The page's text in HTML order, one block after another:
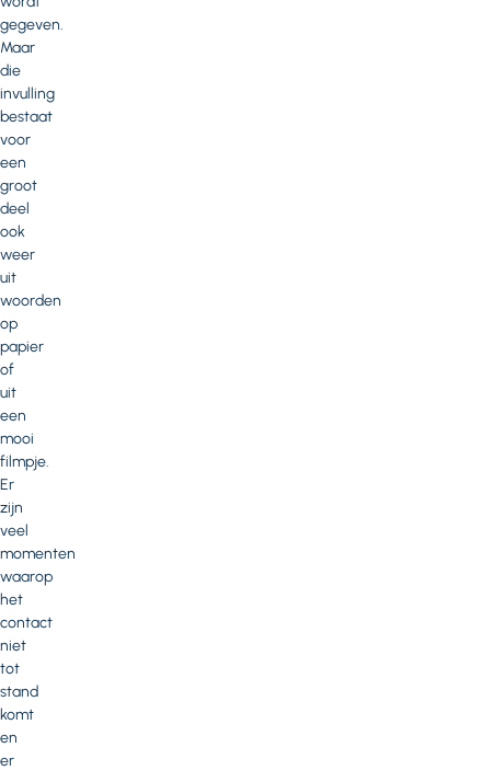
gegeven.
Maar
die
invulling
bestaat
voor
een
groot
deel
ook
weer
uit
woorden
op
papier
of
uit
een
mooi
filmpje.
Er
zijn
veel
momenten
waarop
het
contact
niet
tot
stand
komt
en
er